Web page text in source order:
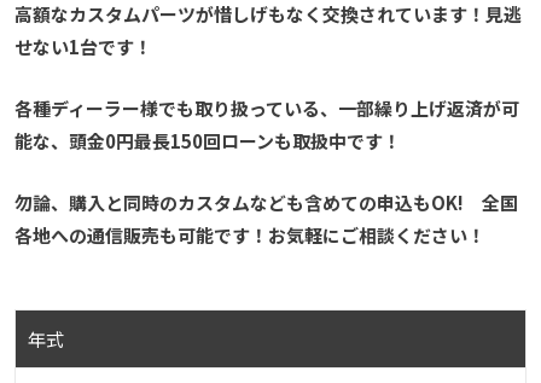
高額なカスタムパーツが惜しげもなく交換されています！見逃
せない1台です！
各種ディーラー様でも取り扱っている、一部繰り上げ返済が可
能な、頭金0円最長150回ローンも取扱中です！
勿論、購入と同時のカスタムなども含めての申込もOK! 全国
各地への通信販売も可能です！お気軽にご相談ください！
年式